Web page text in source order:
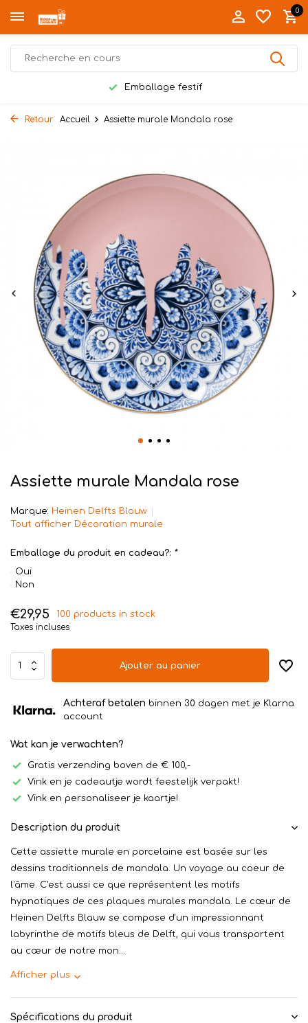
0
Emballage festif
Retour Accueil Assiette murale Mandala rose
Assiette murale Mandala rose
Marque: Heinen Delfts Blauw
Tout afficher Décoration murale
Emballage du produit en cadeau?: *
Oui
Non
€29,95
100 products in stock
Taxes incluses
Ajouter au panier
Achteraf betalen binnen 30 dagen met je Klarna
account
Wat kan je verwachten?
Gratis verzending boven de € 100,-
Vink en je cadeautje wordt feestelijk verpakt!
Vink en personaliseer je kaartje!
Description du produit
Cette assiette murale en porcelaine est basée sur les
dessins traditionnels de mandala. Un voyage au coeur de
l'âme. C'est aussi ce que représentent les motifs
hypnotiques de ces plaques murales mandala. Le cœur de
Heinen Delfts Blauw se compose d'un impressionnant
labyrinthe de motifs bleus de Delft, qui vous transportent
au cœur de notre mon...
Afficher plus
Spécifications du produit